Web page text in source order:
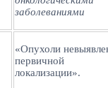
заболеваниями
«Опухоли
первичной
локализации».